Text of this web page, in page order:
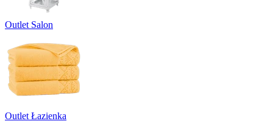
Outlet Salon
Outlet Łazienka